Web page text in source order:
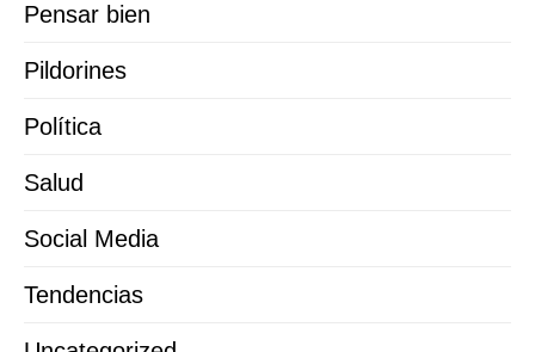
Pensar bien
Pildorines
Política
Salud
Social Media
Tendencias